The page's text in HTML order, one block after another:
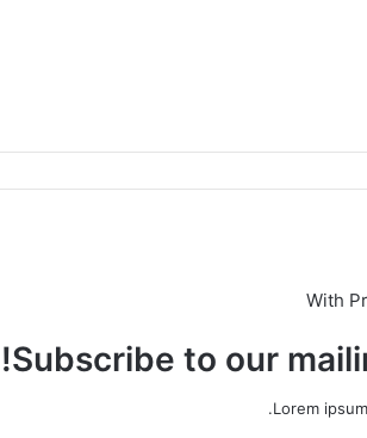
With
Subscribe to our
Lorem